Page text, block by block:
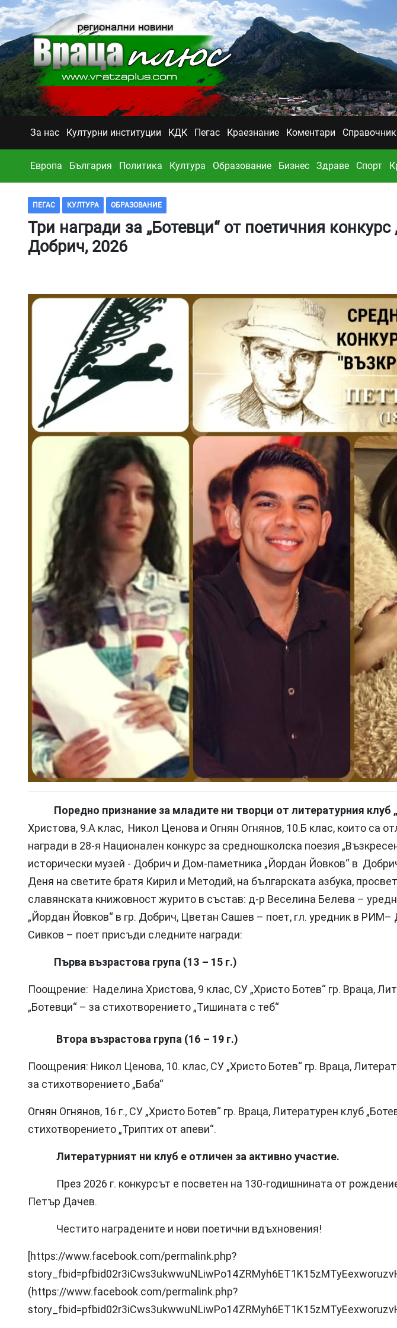
За нас Културни институции КДК Пегас Краезнание Коментари Справочник
Европа България Политика Култура Образование Бизнес Здраве Спорт
ПЕГАС КУЛТУРА ОБРАЗОВАНИЕ
Три награди за „Ботевци“ от поетичния конкурс
Добрич, 2026
Поредно признание за младите ни творци от литературния клуб
Христова, 9.А клас, Никол Ценова и Огнян Огнянов, 10.Б клас, които са
награди в 28-я Национален конкурс за средношколска поезия
исторически музей - Добрич и Дом-паметника „Йордан Йовков“ в
Деня на светите братя Кирил и Методий, на българската азбука,
славянската книжовност журито в състав: д-р Веселина Белева –
„Йордан Йовков“ в гр. Добрич, Цветан Сашев – поет, гл. уредник в
Сивков – поет присъди следните награди:
Първа възрастова група (13 – 15 г.)
Поощрение: Наделина Христова, 9 клас, СУ „Христо Ботев“ гр. Враца,
„Ботевци“ – за стихотворението „Тишината с теб“
Втора възрастова група (16 – 19 г.)
Поощрения: Никол Ценова, 10. клас, СУ „Христо Ботев“ гр. Враца,
за стихотворението „Баба“
Огнян Огнянов, 16 г., СУ „Христо Ботев“ гр. Враца, Литературен клуб
стихотворението „Триптих от апеви“.
Литературният ни клуб е отличен за активно участие.
През 2026 г. конкурсът е посветен на 130-годишнината от
Петър Дачев.
Честито наградените и нови поетични вдъхновения!
[https://www.facebook.com/permalink.php?
(https://www.facebook.com/permalink.php?